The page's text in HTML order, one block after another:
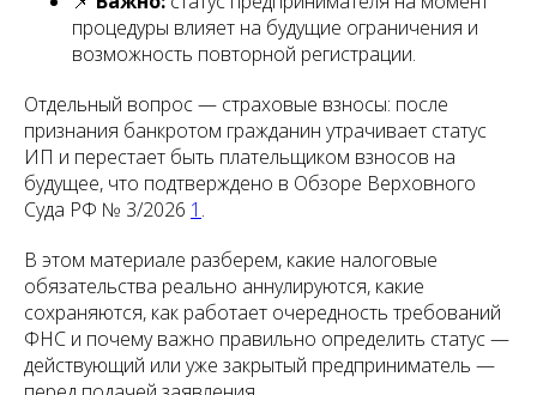
процедуры влияет на будущие ограничения и
возможность повторной регистрации.
Отдельный вопрос — страховые взносы: после
признания банкротом гражданин утрачивает статус
ИП и перестает быть плательщиком взносов на
будущее, что подтверждено в Обзоре Верховного
Суда РФ № 3/2026 1 .
В этом материале разберем, какие налоговые
обязательства реально аннулируются, какие
сохраняются, как работает очередность требований
ФНС и почему важно правильно определить статус —
действующий или уже закрытый предприниматель —